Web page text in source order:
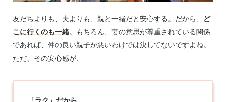
友だちよりも、夫よりも、親と一緒だと安心する。だから、
ど
こに行くのも一緒。もちろん、妻の意思が尊重されている関係
であれば、仲の良い親子が悪いわけでは決してないですよね。
ただ、その安心感が、
「ラク」だから